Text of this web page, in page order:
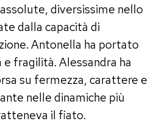
diversissime nello
dalla capacità di
Antonella ha portato
fragilità. Alessandra ha
su fermezza, carattere e
nelle dinamiche più
il fiato.